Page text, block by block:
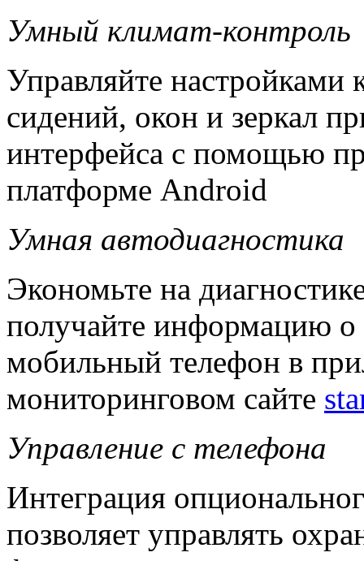
Умный климат-контроль
Управляйте настройками
сидений, окон и зеркал
интерфейса с помощью
платформе Android
Умная автодиагностика
Экономьте на
получайте информацию о
мобильный телефон в
мониторинговом сайте
Управление с телефона
Интеграция
позволяет управлять